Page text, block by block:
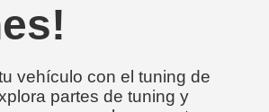
vehículo con el tuning de
partes de tuning y